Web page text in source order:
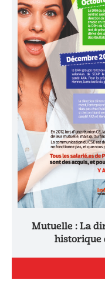
Mutuelle : La direction dénonce la mutuelle
historique